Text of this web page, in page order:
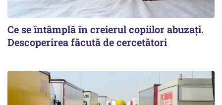
Ce se întâmplă în creierul copiilor abuzați.
Descoperirea făcută de cercetători